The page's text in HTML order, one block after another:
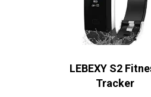
LEBEXY S2
Tracker